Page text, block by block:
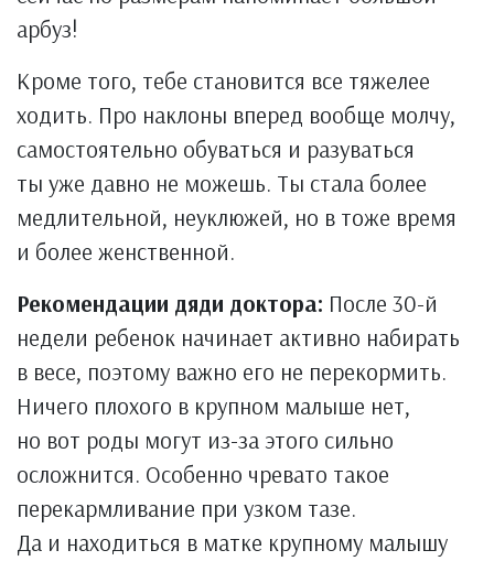
арбуз!
Кроме того, тебе становится все тяжелее
ходить. Про наклоны вперед вообще молчу,
самостоятельно обуваться и разуваться
ты уже давно не можешь. Ты стала более
медлительной, неуклюжей, но в тоже время
и более женственной.
Рекомендации дяди доктора: После 30-й
недели ребенок начинает активно набирать
в весе, поэтому важно его не перекормить.
Ничего плохого в крупном малыше нет,
но вот роды могут из-за этого сильно
осложнится. Особенно чревато такое
перекармливание при узком тазе.
Да и находиться в матке крупному малышу